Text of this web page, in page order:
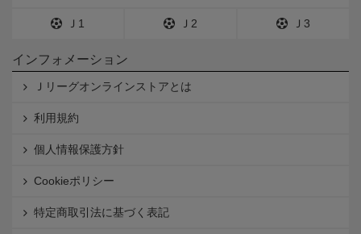
Ｊ1 Ｊ2 Ｊ3
インフォメーション
Ｊリーグオンラインストアとは
利用規約
個人情報保護方針
Cookieポリシー
特定商取引法に基づく表記